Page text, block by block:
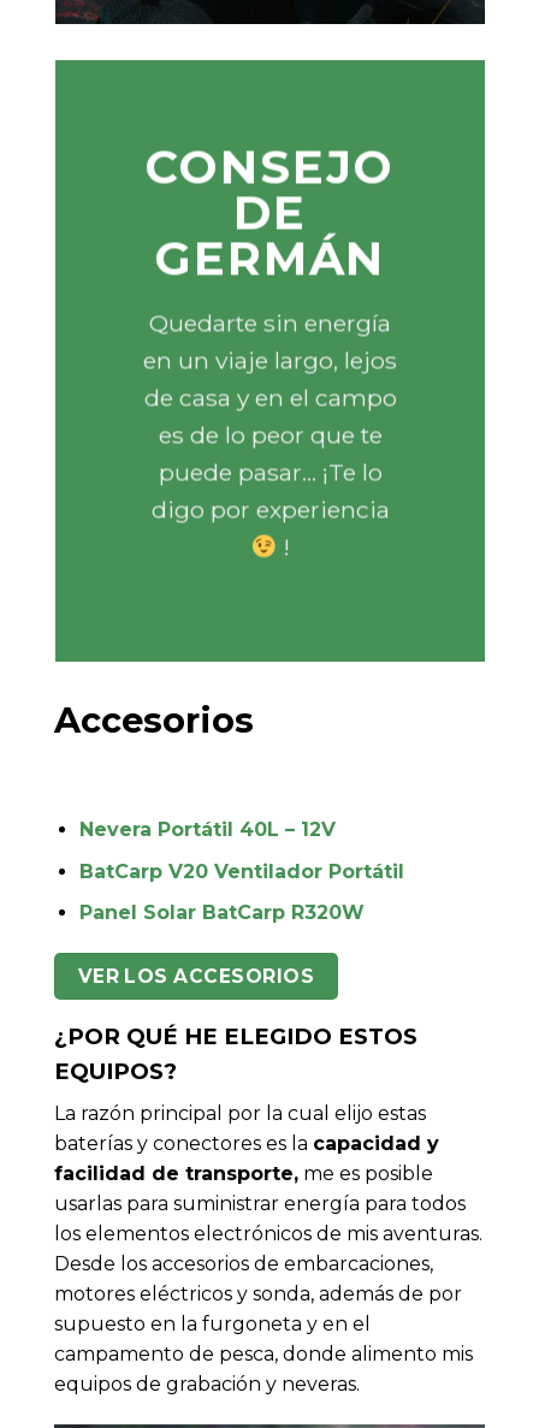
CONSEJO
DE
GERMÁN
Quedarte sin energía
en un viaje largo, lejos
de casa y en el campo
es de lo peor que te
puede pasar… ¡Te lo
digo por experiencia
!
Accesorios
Nevera Portátil 40L – 12V
BatCarp V20 Ventilador Portátil
Panel Solar BatCarp R320W
VER LOS ACCESORIOS
¿POR QUÉ HE ELEGIDO ESTOS
EQUIPOS?
La razón principal por la cual elijo estas
baterías y conectores es la capacidad y
facilidad de transporte, me es posible
usarlas para suministrar energía para todos
los elementos electrónicos de mis aventuras.
Desde los accesorios de embarcaciones,
motores eléctricos y sonda, además de por
supuesto en la furgoneta y en el
campamento de pesca, donde alimento mis
equipos de grabación y neveras.